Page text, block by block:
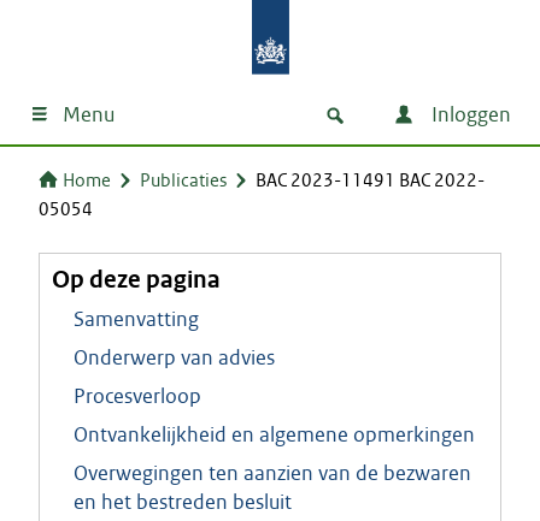
Menu Inloggen
Home Publicaties
BAC 2023-11491 BAC 2022-
05054
Op deze pagina
Samenvatting
Onderwerp van advies
Procesverloop
Ontvankelijkheid en algemene opmerkingen
Overwegingen ten aanzien van de bezwaren
en het bestreden besluit